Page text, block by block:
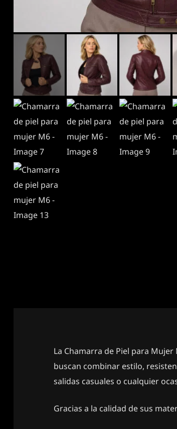
La Chamarra de Piel para
buscan combinar estilo,
salidas casuales o cualquier
Gracias a la calidad de sus